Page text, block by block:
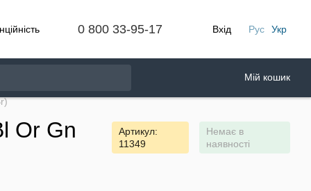
0 800 33-95-17 Вхід Рус Укр
Мій кошик
Or Gn
Немає в
наявності
Артикул:
11349